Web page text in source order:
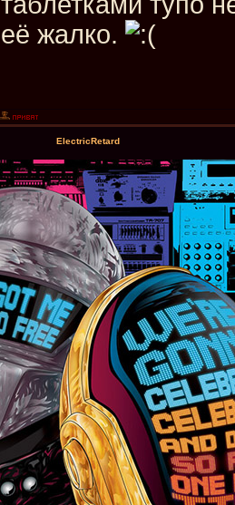
её жалко.
ElectricRetard